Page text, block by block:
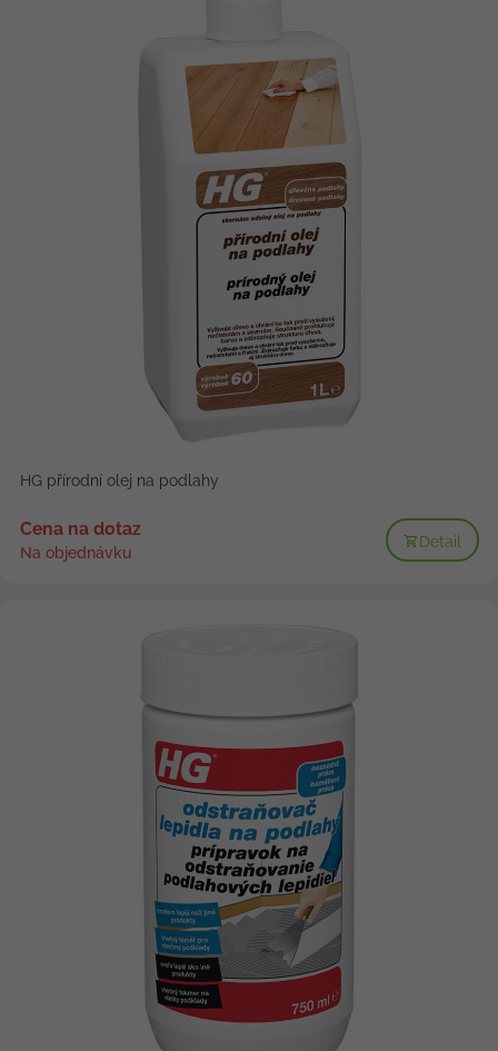
HG přírodní olej na podlahy
Cena na dotaz
Na objednávku
Detail